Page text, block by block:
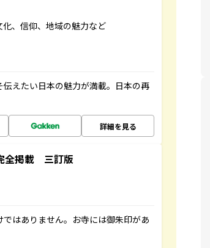
、信仰、地域の魅力など
えたい日本の魅力が満載。日本の再
詳細を見る
全掲載 三訂版
はありません。お寺には御朱印があ